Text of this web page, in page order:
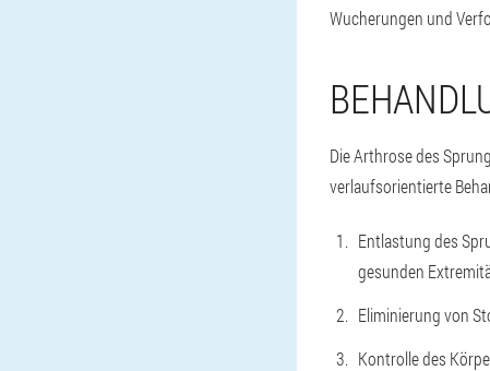
Wucherungen und
Die Arthrose des
verlaufsorientierte
Entlastung des
gesunden
Eliminierung von
Kontrolle des